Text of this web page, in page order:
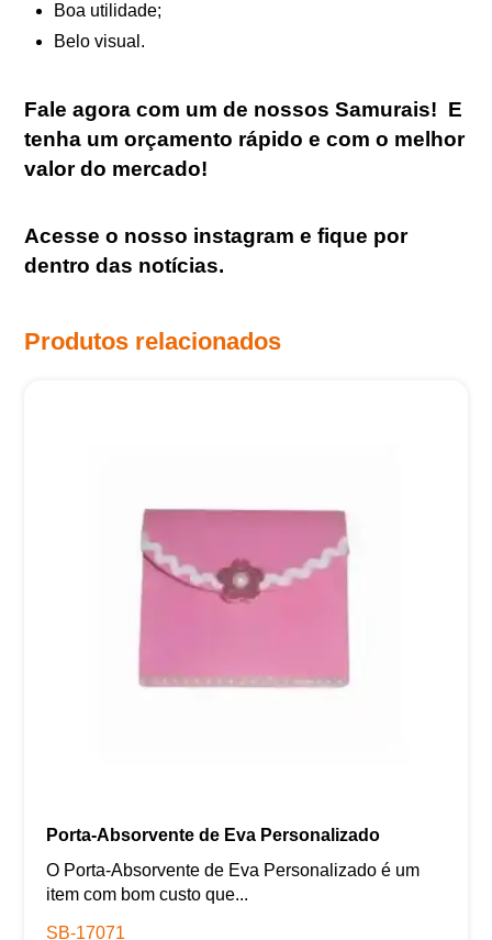
Boa utilidade;
Belo visual.
Fale agora com um de nossos Samurais! E
tenha um orçamento rápido e com o melhor
valor do mercado!
Acesse o nosso instagram e fique por
dentro das notícias.
Produtos relacionados
Porta-Absorvente de Eva Personalizado
O Porta-Absorvente de Eva Personalizado é um
item com bom custo que...
SB-17071